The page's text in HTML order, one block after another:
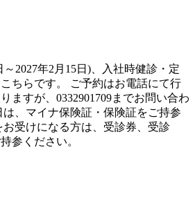
～2027年2月15日)、入社時健診・定
ちらです。 ご予約はお電話にて行
ますが、0332901709までお問い合わ
、マイナ保険証・保険証をご持参
お受けになる方は、受診券、受診
参ください。